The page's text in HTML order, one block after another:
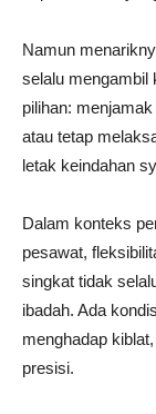
Namun
selalu mengambil
pilihan:
atau tetap
letak keindahan
Dalam konteks
pesawat,
singkat tidak
ibadah. Ada
menghadap
presisi.